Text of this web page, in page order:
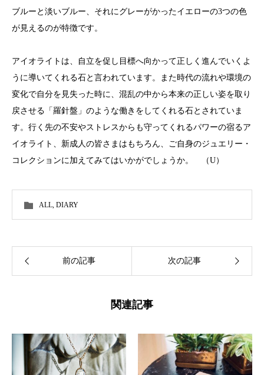
ブルーと淡いブルー、それにグレーがかったイエローの3つの色
が見えるのが特徴です。
アイオライトは、自立を促し目標へ向かって正しく進んでいくよ
うに導いてくれる石と言われています。また時代の流れや環境の
変化で自分を見失った時に、混乱の中から本来の正しい姿を取り
戻させる「羅針盤」のような働きをしてくれる石とされていま
す。行く先の不安やストレスからも守ってくれるパワーの宿るア
イオライト、新成人の皆さまはもちろん、ご自身のジュエリー・
コレクションに加えてみてはいかがでしょうか。 （U）
ALL, DIARY
前の記事 次の記事
関連記事